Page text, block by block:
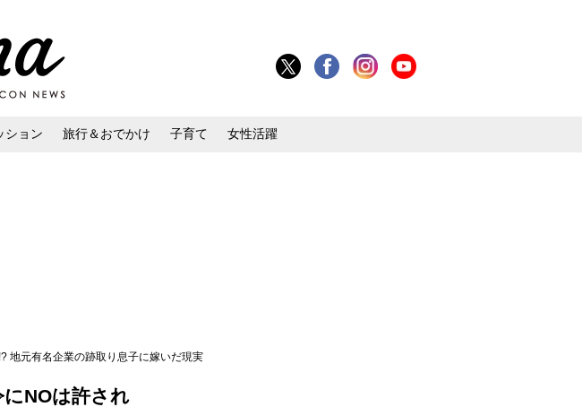
ション 旅行＆おでかけ 子育て 女性活躍
地元有名企業の跡取り息子に嫁いだ現実
にNOは許され